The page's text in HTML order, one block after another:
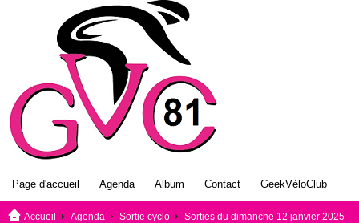
Page d'accueil Agenda Album Contact GeekVéloClub
Accueil Agenda Sortie cyclo Sorties du dimanche 12 janvier 2025